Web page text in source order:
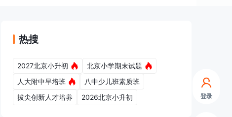
登录
热搜
2027北京小升初
北京小学期末试题
人大附中早培班
八中少儿班素质班
拔尖创新人才培养
2026北京小升初